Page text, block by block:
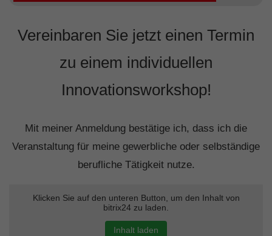
Vereinbaren Sie jetzt einen Termin
zu einem individuellen
Innovationsworkshop!
Mit meiner Anmeldung bestätige ich, dass ich die
Veranstaltung für meine gewerbliche oder selbständige
berufliche Tätigkeit nutze.
Klicken Sie auf den unteren Button, um den Inhalt von
bitrix24 zu laden.
Inhalt laden